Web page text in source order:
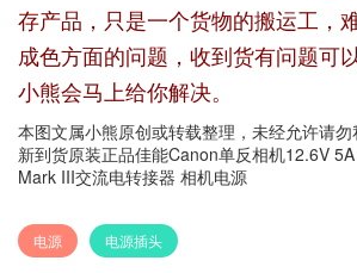
存产品，只是一个货物的搬运工，
成色方面的问题，收到货有问题可
小熊会马上给你解决。
本图文属小熊原创或转载整理，未经允许请
新到货原装正品佳能Canon单反相机12.6V
Mark III交流电转接器 相机电源
电源 电源插头